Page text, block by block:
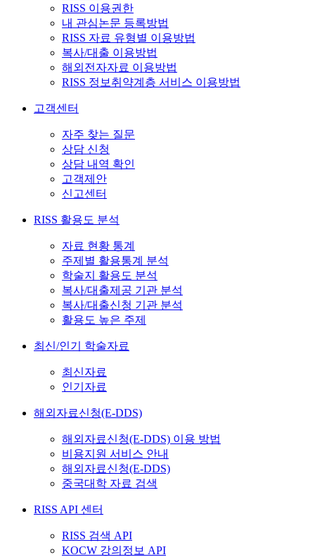
RISS 이용권한
내 관심논문 등록방법
RISS 자료 유형별 이용방법
복사/대출 이용방법
해외전자자료 이용방법
RISS 정보취약계층 서비스 이용방법
고객센터
자주 찾는 질문
상담 신청
상담 내역 확인
고객제안
신고센터
RISS 활용도 분석
자료 현황 통계
주제별 활용통계 분석
학술지 활용도 분석
복사/대출제공 기관 분석
복사/대출신청 기관 분석
활용도 높은 주제
최신/인기 학술자료
최신자료
인기자료
해외자료신청(E-DDS)
해외자료신청(E-DDS) 이용 방법
비용지원 서비스 안내
해외자료신청(E-DDS)
중국대학 자료 검색
RISS API 센터
RISS 검색 API
KOCW 강의정보 API